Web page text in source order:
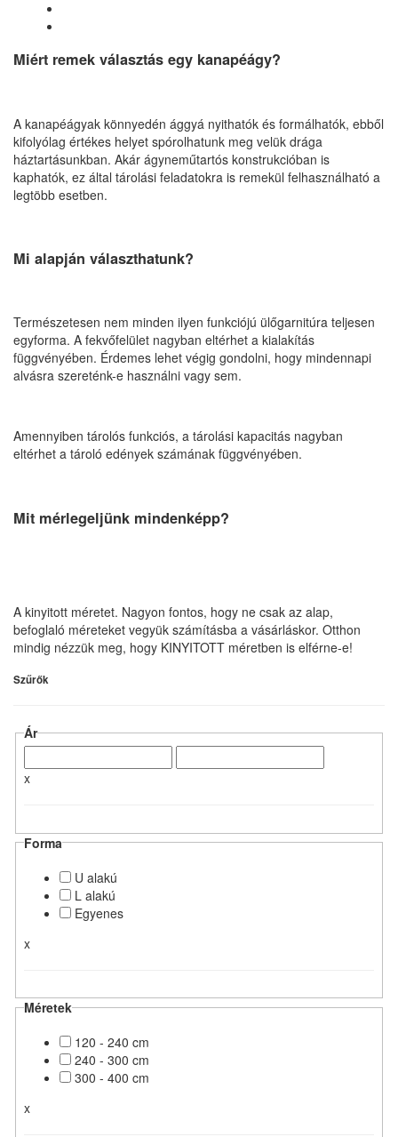
Miért remek választás egy kanapéágy?
A kanapéágyak könnyedén ággyá nyithatók és formálhatók, ebből
kifolyólag értékes helyet spórolhatunk meg velük drága
háztartásunkban. Akár ágyneműtartós konstrukcióban is
kaphatók, ez által tárolási feladatokra is remekül felhasználható a
legtöbb esetben.
Mi alapján választhatunk?
Természetesen nem minden ilyen funkciójú ülőgarnitúra teljesen
egyforma. A fekvőfelület nagyban eltérhet a kialakítás
függvényében. Érdemes lehet végig gondolni, hogy mindennapi
alvásra szereténk-e használni vagy sem.
Amennyiben tárolós funkciós, a tárolási kapacitás nagyban
eltérhet a tároló edények számának függvényében.
Mit mérlegeljünk mindenképp?
A kinyitott méretet. Nagyon fontos, hogy ne csak az alap,
befoglaló méreteket vegyük számításba a vásárláskor. Otthon
mindig nézzük meg, hogy KINYITOTT méretben is elférne-e!
Szűrők
Ár
x
Forma
U alakú
L alakú
Egyenes
x
Méretek
120 - 240 cm
240 - 300 cm
300 - 400 cm
x